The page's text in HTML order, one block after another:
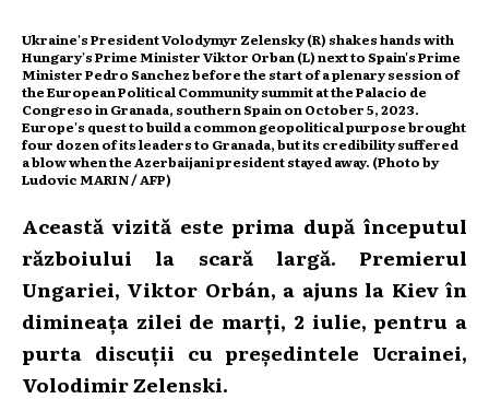
Ukraine's President Volodymyr Zelensky (R) shakes hands with
Hungary's Prime Minister Viktor Orban (L) next to Spain's Prime
Minister Pedro Sanchez before the start of a plenary session of
the European Political Community summit at the Palacio de
Congreso in Granada, southern Spain on October 5, 2023.
Europe's quest to build a common geopolitical purpose brought
four dozen of its leaders to Granada, but its credibility suffered
a blow when the Azerbaijani president stayed away. (Photo by
Ludovic MARIN / AFP)
Această vizită este prima după începutul
războiului la scară largă. Premierul
Ungariei, Viktor Orbán, a ajuns la Kiev în
dimineața zilei de marți, 2 iulie, pentru a
purta discuții cu președintele Ucrainei,
Volodimir Zelenski.